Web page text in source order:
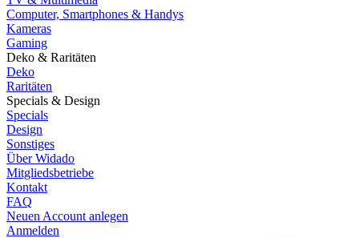
Computer, Smartphones & Handys
Kameras
Gaming
Deko & Raritäten
Deko
Raritäten
Specials & Design
Specials
Design
Sonstiges
Über Widado
Mitgliedsbetriebe
Kontakt
FAQ
Neuen Account anlegen
Anmelden